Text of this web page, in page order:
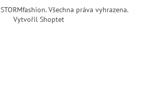
Vytvořil Shoptet
STORMfashion. Všechna práva vyhrazena.